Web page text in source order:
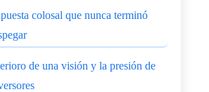
colosal que nunca terminó
de una visión y la presión de